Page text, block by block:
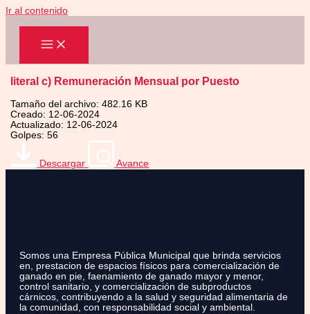
Ir al contenido
literal c) Remuneración Mensual por Puesto
Tamaño del archivo: 482.16 KB
Creado: 12-06-2024
Actualizado: 12-06-2024
Golpes: 56
Descargar Avance
Somos una Empresa Pública Municipal que brinda servicios
en, prestacion de espacios físicos para comercialización de
ganado en pie, faenamiento de ganado mayor y menor,
control sanitario, y comercialización de subproductos
cárnicos, contribuyendo a la salud y seguridad alimentaria de
la comunidad, con responsabilidad social y ambiental.